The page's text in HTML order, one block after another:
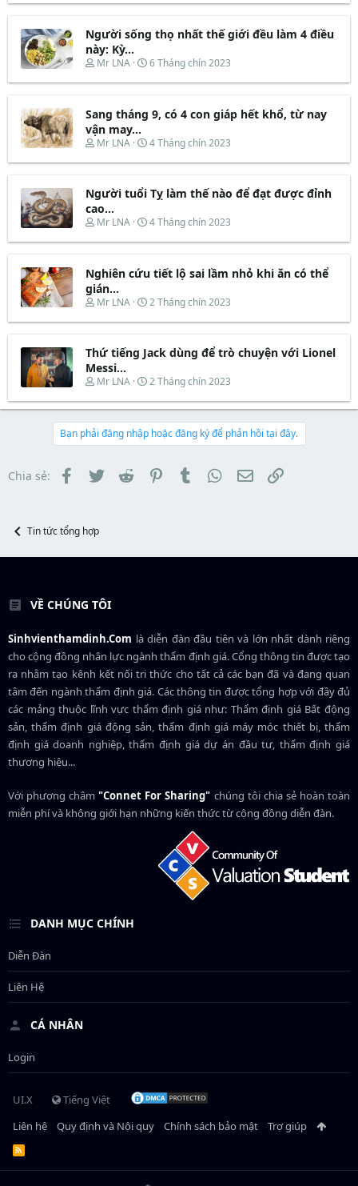
r
a
d
s
a
t
e
r
à
b
t
ầ
Người sống thọ nhất thế giới đều làm 4 điều
này: Kỳ...
T
r
a
d
s
a
t
e
r
Mr LNA
N
à
b
t
ầ
6 Tháng chín 2023
Sang tháng 9, có 4 con giáp hết khổ, từ nay
vận may...
T
r
a
d
s
a
t
e
r
Mr LNA
N
à
b
t
ầ
4 Tháng chín 2023
Người tuổi Tỵ làm thế nào để đạt được đỉnh
cao...
T
r
a
d
s
a
t
r
Mr LNA
N
à
b
t
ầ
4 Tháng chín 2023
Nghiên cứu tiết lộ sai lầm nhỏ khi ăn có thể
gián...
T
r
a
d
s
a
t
e
Mr LNA
N
à
b
t
ầ
2 Tháng chín 2023
Thứ tiếng Jack dùng để trò chuyện với Lionel
Messi...
T
r
a
d
t
a
r
Mr LNA
N
à
b
ắ
đ
ầ
2 Tháng chín 2023
Bạn phải đăng nhập hoặc đăng ký để phản hồi tại đây.
Chia sẻ: Facebook
TwitterReddit PinterestTumblr WhatsApp
EmailLink
Tin tức tổng hợp
VỀ CHÚNG TÔI
Sinhvienthamdinh.Com là diễn đàn đầu tiên và lớn nhất dành riêng
cho cộng đồng nhân lực ngànhthẩm định giá. Cổng thông tin được tạo
ra nhằm tạo kênh kết nối tri thức cho tất cả các bạn đã và đang quan
tâm đến ngành thẩm định giá. Các thông tin được tổng hợp với đầy đủ
các mảng thuộc lĩnh vực thẩm định giá như: Thẩm định giá Bất động
sản, thẩm định giá động sản, thẩm định giá máy móc thiết bị, thẩm
định giá doanh nghiệp, thẩm định giá dự án đầu tư, thẩm định giá
thương hiệu...
Với phương châm"Connet For Sharing" chúng tôi chia sẻ hoàn toàn
miễn phí và không giới hạn những kiến thức từ cộng đồng diễn đàn.
DANH MỤC CHÍNH
Diễn Đàn
Liên Hệ
CÁ NHÂN
Login
UI.X
Tiếng Việt
Liên hệ
Quy định và Nội quy Chính sách bảo mật Trợ giúp
R
S